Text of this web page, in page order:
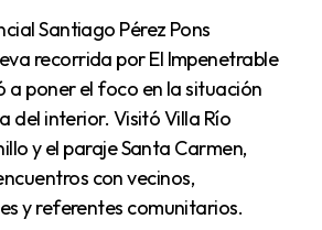
recorrida por El Impenetrable
a poner el foco en la situación
del interior. Visitó Villa Río
y el paraje Santa Carmen,
con vecinos,
y referentes comunitarios.